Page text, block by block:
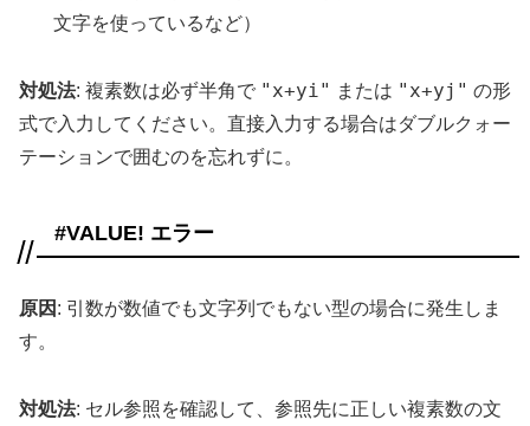
文字を使っているなど）
対処法: 複素数は必ず半角で "x+yi" または "x+yj" の形
式で入力してください。直接入力する場合はダブルクォー
テーションで囲むのを忘れずに。
#VALUE! エラー
原因 : 引数が数値でも文字列でもない型の場合に発生しま
す。
対処法: セル参照を確認して、参照先に正しい複素数の文